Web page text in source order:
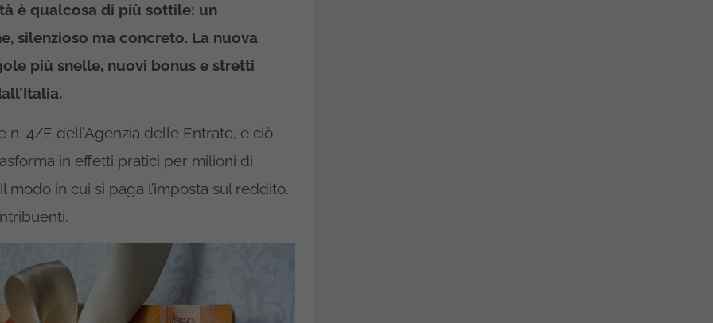
è qualcosa di più sottile: un
silenzioso ma concreto. La nuova
più snelle, nuovi bonus e stretti
4/E dell’Agenzia delle Entrate, e ciò
in effetti pratici per milioni di
modo in cui si paga l’imposta sul reddito.